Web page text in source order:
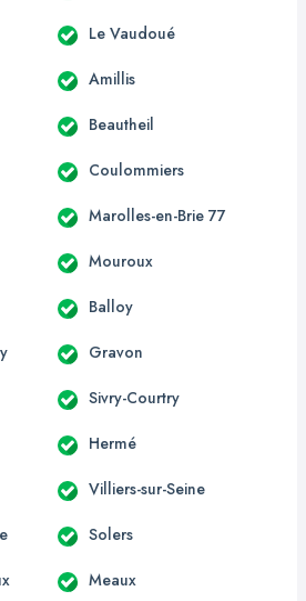
Le Vaudoué
Amillis
Beautheil
Coulommiers
Marolles-en-Brie 77
Mouroux
Balloy
Gravon
Sivry-Courtry
Hermé
Villiers-sur-Seine
Solers
Meaux